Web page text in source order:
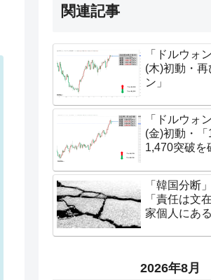
関連記事
「ドルウォ
(木)初動・
ン」
「ドルウォ
(金)初動・「
1,470突破を
「韓国分断
「責任は文
家個人にある
2026年8月